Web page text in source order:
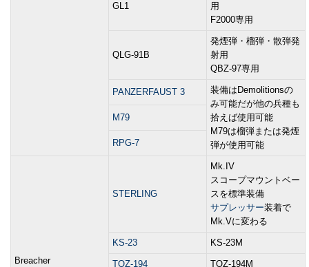
GL1
用
F2000専用
QLG-91B
発煙弾・榴弾・散弾発
射用
QBZ-97専用
PANZERFAUST 3
装備はDemolitionsの
み可能だが他の兵種も
拾えば使用可能
M79は榴弾または発煙
弾が使用可能
M79
RPG-7
Breacher
STERLING
Mk.IV
スコープマウントベー
スを標準装備
サプレッサー装着で
Mk.Vに変わる
KS-23 KS-23M
TOZ-194 TOZ-194M